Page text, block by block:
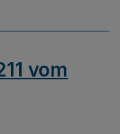
vom